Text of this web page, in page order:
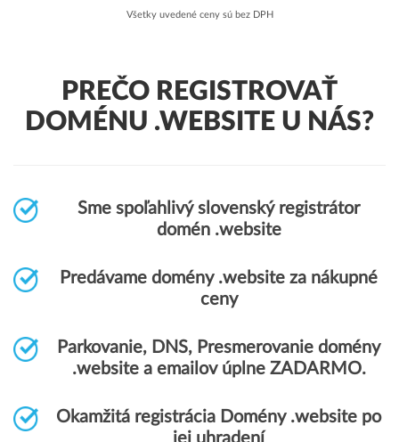
Všetky uvedené ceny sú bez DPH
PREČO REGISTROVAŤ
DOMÉNU .WEBSITE U NÁS?
Sme spoľahlivý slovenský registrátor
domén .website
Predávame domény .website za nákupné
ceny
Parkovanie, DNS, Presmerovanie domény
.website a emailov úplne ZADARMO.
Okamžitá registrácia Domény .website po
jej uhradení